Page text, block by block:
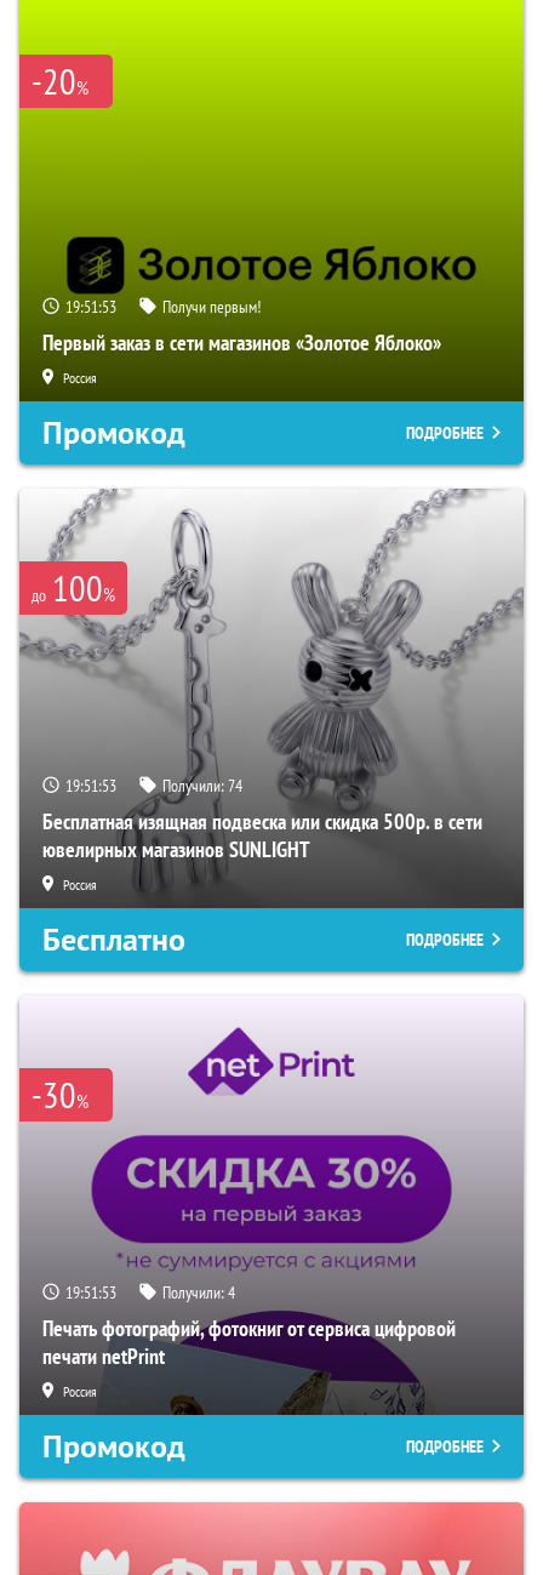
-20%
19:51:52 Получи первым!
Первый заказ в сети магазинов «Золотое Яблоко»
Россия
Промокод ПОДРОБНЕЕ
до 100%
19:51:52 Получили:74
Бесплатная изящная подвеска или скидка 500р. в сети
ювелирных магазинов SUNLIGHT
Россия
Бесплатно ПОДРОБНЕЕ
-30%
19:51:52 Получили:4
Печать фотографий, фотокниг от сервиса цифровой
печати netPrint
Россия
Промокод ПОДРОБНЕЕ